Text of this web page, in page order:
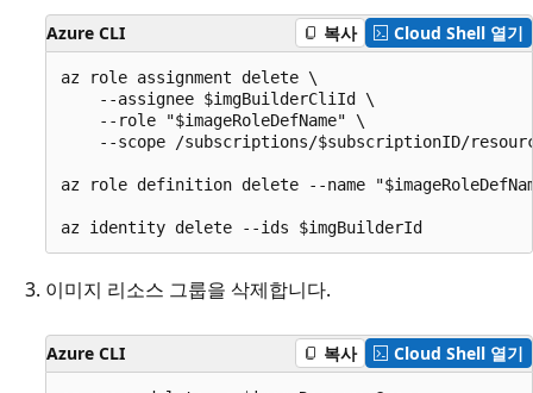
Azure CLI 복사 Cloud Shell 열기
az role assignment delete \
    --assignee $imgBuilderCliId \
    --role "$imageRoleDefName" \
--scope /subscriptions/$subscriptionID/
az role definition delete --name
이미지 리소스 그룹을 삭제합니다.
Azure CLI 복사 Cloud Shell 열기